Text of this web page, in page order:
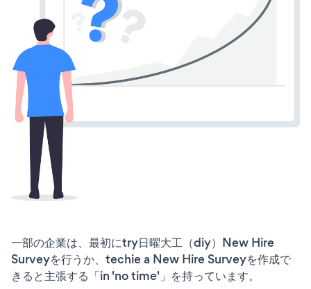
一部の企業は、最初にtry日曜大工（diy）New Hire
Surveyを行うか、techie a New Hire Surveyを作成で
きると主張する「in 'no time'」を持っています。